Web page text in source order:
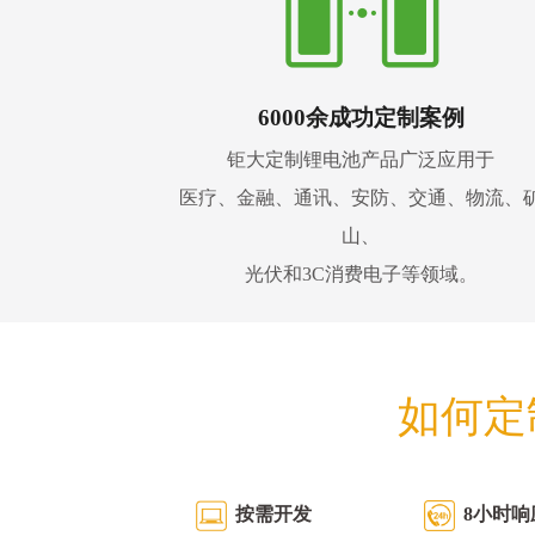
6000余成功定制案例
钜大定制锂电池产品广泛应用于
医疗、金融、通讯、安防、交通、物流、
山、
光伏和3C消费电子等领域。
如何
按需开发 8小时响